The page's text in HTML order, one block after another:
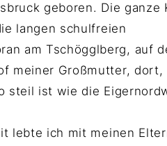
geboren. Die ganze
langen schulfreien
am Tschögglberg, auf
meiner Großmutter, dort,
steil ist wie die
lebte ich mit meinen